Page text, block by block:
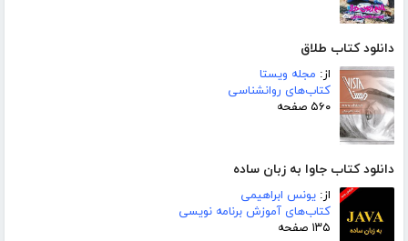
دانلود کتاب طلاق
از: مجله ویستا
کتاب‌های روانشناسی
۵۶۰ صفحه
دانلود کتاب جاوا به زبان ساده
از: یونس ابراهیمی
کتاب‌های آموزش برنامه نویسی
۱۳۵ صفحه